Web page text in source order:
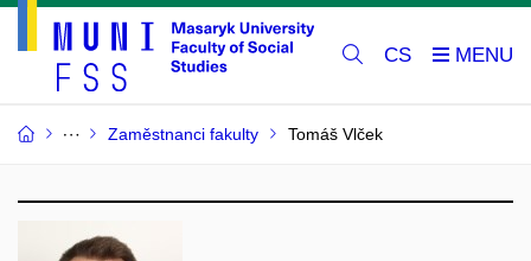
CS
Zaměstnanci fakulty Tomáš Vlček